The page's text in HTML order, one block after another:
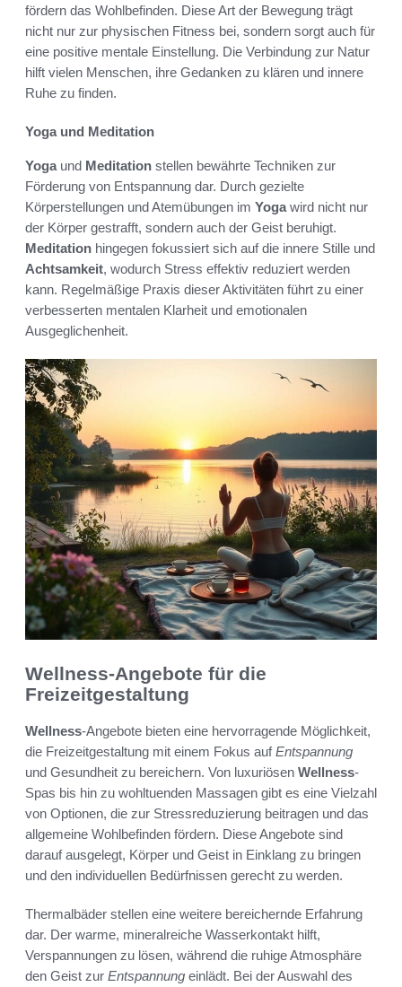
fördern das Wohlbefinden. Diese Art der Bewegung trägt
nicht nur zur physischen Fitness bei, sondern sorgt auch für
eine positive mentale Einstellung. Die Verbindung zur Natur
hilft vielen Menschen, ihre Gedanken zu klären und innere
Ruhe zu finden.
Yoga und Meditation
Yogaund Meditation stellen bewährte Techniken zur
Förderung von Entspannung dar. Durch gezielte
Körperstellungen und Atemübungen im Yogawird nicht nur
der Körper gestrafft, sondern auch der Geist beruhigt.
Meditation hingegen fokussiert sich auf die innere Stille und
Achtsamkeit, wodurch Stress effektiv reduziert werden
kann. Regelmäßige Praxis dieser Aktivitäten führt zu einer
verbesserten mentalen Klarheit und emotionalen
Ausgeglichenheit.
Wellness-Angebote für die
Freizeitgestaltung
Wellness-Angebote bieten eine hervorragende Möglichkeit,
die Freizeitgestaltung mit einem Fokus aufEntspannung
und Gesundheit zu bereichern. Von luxuriösen Wellness-
Spas bis hin zu wohltuenden Massagen gibt es eine Vielzahl
von Optionen, die zur Stressreduzierung beitragen und das
allgemeine Wohlbefinden fördern. Diese Angebote sind
darauf ausgelegt, Körper und Geist in Einklang zu bringen
und den individuellen Bedürfnissen gerecht zu werden.
Thermalbäder stellen eine weitere bereichernde Erfahrung
dar. Der warme, mineralreiche Wasserkontakt hilft,
Verspannungen zu lösen, während die ruhige Atmosphäre
den Geist zur Entspannung einlädt. Bei der Auswahl des